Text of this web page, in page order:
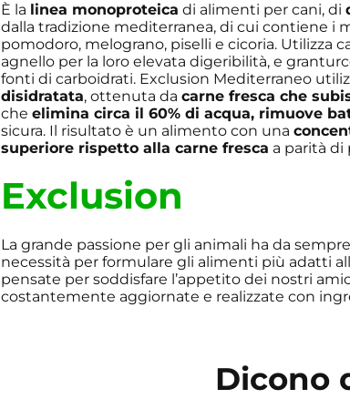
È la linea monoproteica di alimenti per cani, di
dalla tradizione mediterranea, di cui contiene i
pomodoro, melograno, piselli e cicoria. Utilizza
agnello per la loro elevata digeribilità, e
fonti di carboidrati. Exclusion Mediterraneo
disidratata, ottenuta dacarne fresca che
cheelimina circa il 60% di acqua, rimuove
sicura. Il risultato è un alimento con una
superiore rispetto alla carne fresca a parità di
Exclusion
La grande passione per gli animali ha da
necessità per formulare gli alimenti più adatti
pensate per soddisfare l’appetito dei nostri
costantemente aggiornate e realizzate con
Dicono